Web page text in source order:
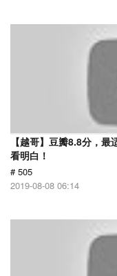
【越哥】豆瓣8.8分，
看明白！
# 505
2019-08-08 06:14